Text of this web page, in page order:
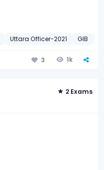
Uttara Officer-2021 GIB
3 1k
2 Exams